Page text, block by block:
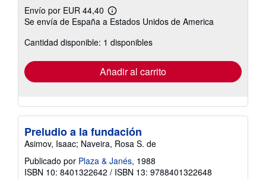
Envío por EUR 44,40
Más
información
las
tarifas
envío
Se envía de España a Estados Unidos de America
Cantidad disponible: 1 disponibles
Añadir al carrito
Preludio a la fundación
Asimov, Isaac; Naveira, Rosa S. de
Publicado por Plaza & Janés, 1988
ISBN 10: 8401322642 / ISBN 13: 9788401322648